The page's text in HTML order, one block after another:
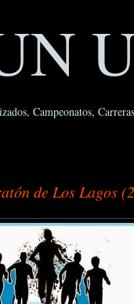
Campeonatos,
de Los Lagos